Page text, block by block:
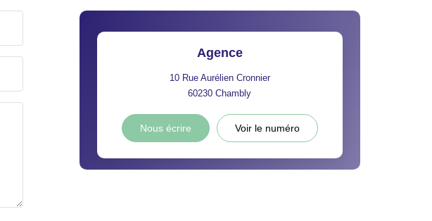
Agence
10 Rue Aurélien Cronnier
60230Chambly
Nous écrire Voir le numéro